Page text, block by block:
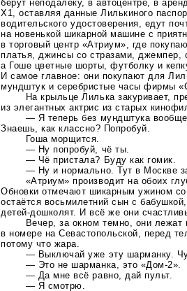
берут неподалёку, в автоцентре, в
Х1, оставляя данные Лилькиного
водительского удостоверения, едут
на новенькой шикарной машине с
в торговый центр «Атриум», где
платья, джинсы со стразами, джемпер,
а Гоше цветные шорты, футболку и
И самое главное: они покупают для
мундштук и серебристые часы фирмы
На крыльце Лилька закуривает,
из элегантных актрис из старых
— Я теперь без мундштука вообще
Знаешь, как классно? Попробуй.
Гоша морщится.
— Ну попробуй, чё ты.
— Чё пристала? Буду как гомик.
— Ну и нормально. Тут в Москве
«Атриум» производит на обоих
Обновки отмечают шикарным ужином
остаётся восьмилетний сын с
детей-дошколят. И всё же они
Вечер, за окном темно, они лежат
в номере на Севастопольской, перед
потому что жара.
— Выключай уже эту шарманку.
— Это не шарманка, это «Дом-2»
— Да мне всё равно, дай пульт.
— Я смотрю.